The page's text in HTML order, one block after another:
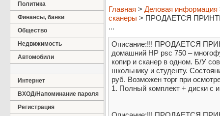
Политика
Финансы, банки
Общество
Недвижимость
Автомобили
Интернет
ВХОД/Напоминание пароля
Регистрация
Главная > Деловая информация
сканеры > ПРОДАЕТСЯ
...
Описание:!!! ПРОДАЕТСЯ
домашний НР psc 750 –
копир и сканер в одном. Б/У
школьнику и студенту.
руб. Возможен торг при
1. Полный комплект + диски с